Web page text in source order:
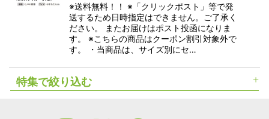
※送料無料！！ ※「クリックポスト」等で発
送するため日時指定はできません。ご了承く
ださい。 またお届けはポスト投函になりま
す。 ※こちらの商品はクーポン割引対象外で
す。 ・当商品は、サイズ別にセ…
特集で絞り込む